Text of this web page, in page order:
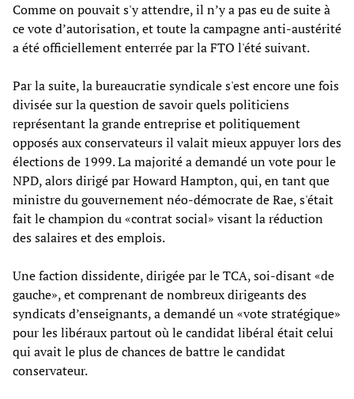
Comme on pouvait s'y attendre, il n’y a pas eu de suite à
ce vote d’autorisation, et toute la campagne anti-austérité
a été officiellement enterrée par la FTO l'été suivant.
Par la suite, la bureaucratie syndicale s'est encore une fois
divisée sur la question de savoir quels politiciens
représentant la grande entreprise et politiquement
opposés aux conservateurs il valait mieux appuyer lors des
élections de 1999. La majorité a demandé un vote pour le
NPD, alors dirigé par Howard Hampton, qui, en tant que
ministre du gouvernement néo-démocrate de Rae, s'était
fait le champion du «contrat social» visant la réduction
des salaires et des emplois.
Une faction dissidente, dirigée par le TCA, soi-disant «de
gauche», et comprenant de nombreux dirigeants des
syndicats d’enseignants, a demandé un «vote stratégique»
pour les libéraux partout où le candidat libéral était celui
qui avait le plus de chances de battre le candidat
conservateur.